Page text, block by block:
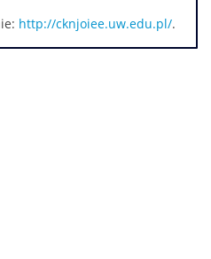
http://cknjoiee.uw.edu.pl/.